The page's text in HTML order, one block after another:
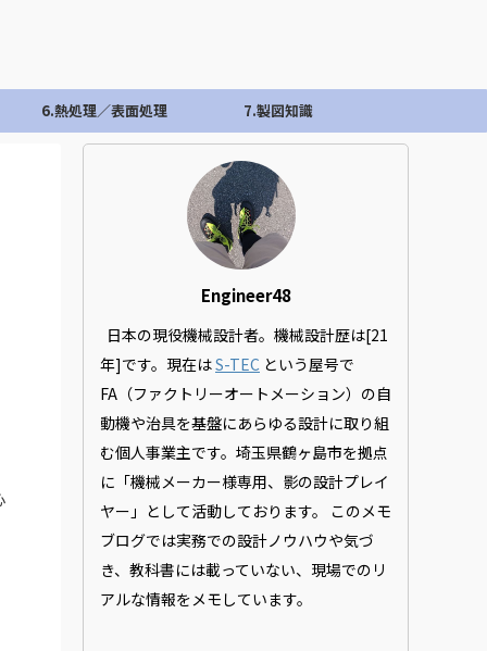
6.熱処理／表面処理 7.製図知識
Engineer48
日本の現役機械設計者。機械設計歴は[21
年]です。現在はS-TEC という屋号で
FA（ファクトリーオートメーション）の自
動機や治具を基盤にあらゆる設計に取り組
む個人事業主です。埼玉県鶴ヶ島市を拠点
に「機械メーカー様専用、影の設計プレイ
ヤー」として活動しております。 このメモ
ブログでは実務での設計ノウハウや気づ
き、教科書には載っていない、現場でのリ
アルな情報をメモしています。